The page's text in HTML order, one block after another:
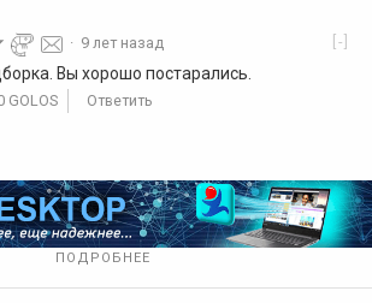
[-]
· 9 лет назад
Вы хорошо постарались.
GOLOS Ответить
ПОДРОБНЕЕ